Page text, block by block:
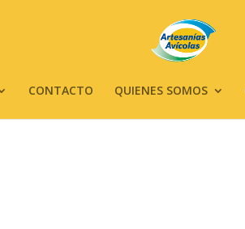
CONTACTO QUIENES SOMOS